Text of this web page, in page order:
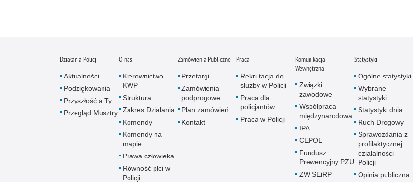
Działania Policji
Aktualności
Podziękowania
Przyszłość a Ty
Przegląd Musztry
O nas
Kierownictwo
KWP
Struktura
Zakres Działania
Komendy
Komendy na
mapie
Prawa człowieka
Równość płci w
Policji
Zamówienia Publiczne
Przetargi
Zamówienia
podprogowe
Plan zamówień
Kontakt
Praca
Rekrutacja do
służby w Policji
Praca dla
policjantów
Praca w Policji
Komunikacja
Wewnętrzna
Związki
zawodowe
Współpraca
międzynarodowa
IPA
CEPOL
Fundusz
Prewencyjny PZU
ZW SEiRP
Statystyki
Ogólne statystyki
Wybrane
statystyki
Statystyki dnia
Ruch Drogowy
Sprawozdania z
profilaktycznej
działalności
Policji
Opinia publiczna